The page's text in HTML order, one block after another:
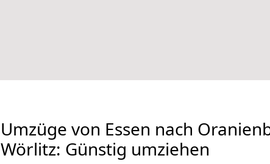
Umzüge von Essen nach
Wörlitz: Günstig umziehen